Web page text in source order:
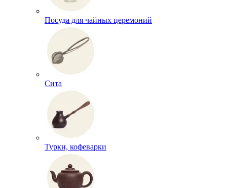
Посуда для чайных церемоний
Сита
Турки, кофеварки